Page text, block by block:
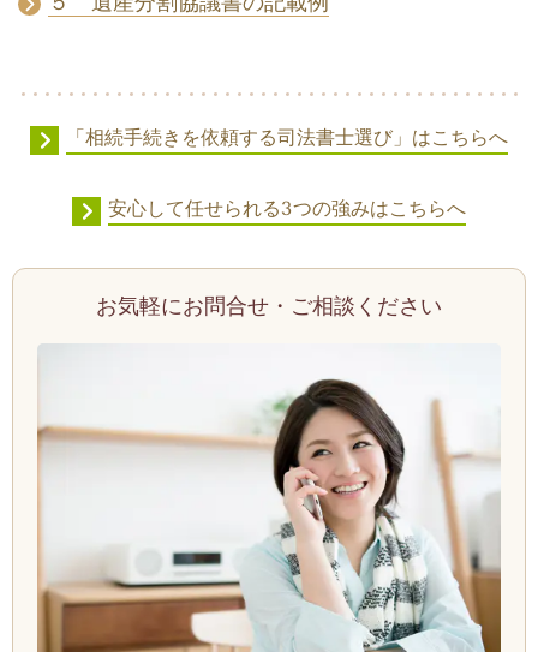
「相続手続きを依頼する司法書士選び」はこちらへ
安心して任せられる3つの強みはこちらへ
お気軽にお問合せ・ご相談ください